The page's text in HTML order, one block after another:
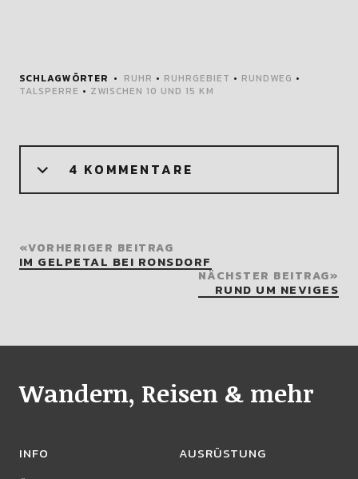
SCHLAGWÖRTER RUHR • RUHRGEBIET • RUNDWEG •
TALSPERRE • ZWISCHEN 10 UND 15 KM
4 KOMMENTARE
VORHERIGER BEITRAG
IM GELPETAL BEI RONSDORF
NÄCHSTER BEITRAG
RUND UM NEVIGES
Wandern, Reisen & mehr
INFO AUSRÜSTUNG